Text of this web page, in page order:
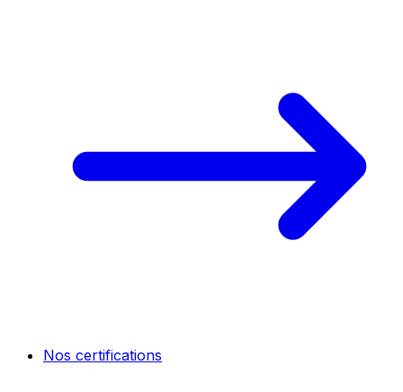
Nos certifications